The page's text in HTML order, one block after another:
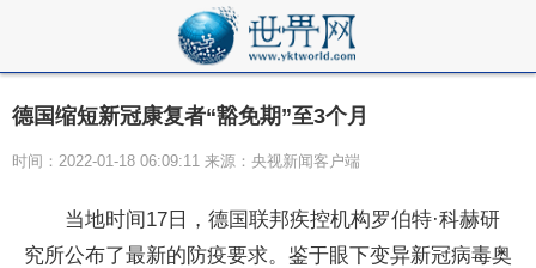
德国缩短新冠康复者“豁免期”至3个月
时间：2022-01-18 06:09:11 来源：央视新闻客户端
当地时间17日，德国联邦疾控机构罗伯特·科赫研
究所公布了最新的防疫要求。鉴于眼下变异新冠病毒奥